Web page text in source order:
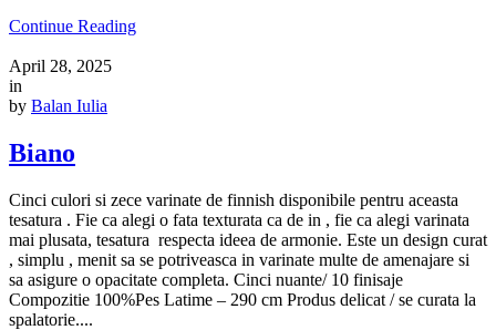
Continue Reading
April 28, 2025
in
by Balan Iulia
Biano
Cinci culori si zece varinate de finnish disponibile pentru aceasta
tesatura . Fie ca alegi o fata texturata ca de in , fie ca alegi varinata
mai plusata, tesatura respecta ideea de armonie. Este un design curat
, simplu , menit sa se potriveasca in varinate multe de amenajare si
sa asigure o opacitate completa. Cinci nuante/ 10 finisaje
Compozitie 100%Pes Latime – 290 cm Produs delicat / se curata la
spalatorie....